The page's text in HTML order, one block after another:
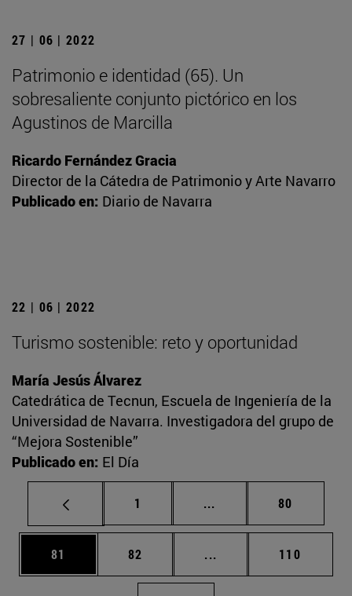
27 | 06 | 2022
Patrimonio e identidad (65). Un
sobresaliente conjunto pictórico en los
Agustinos de Marcilla
Ricardo Fernández Gracia
Director de la Cátedra de Patrimonio y Arte Navarro
Publicado en: Diario de Navarra
22 | 06 | 2022
Turismo sostenible: reto y oportunidad
María Jesús Álvarez
Catedrática de Tecnun, Escuela de Ingeniería de la
Universidad de Navarra. Investigadora del grupo de
“Mejora Sostenible”
Publicado en: El Día
Página
1 ... Páginas intermedias
Página
80
Página
81 Página
82 ... Páginas intermedias
Página
110